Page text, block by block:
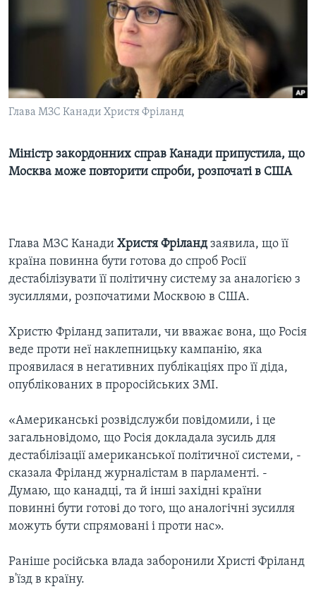
ІСТОРІЇ УСПІХУ УКРАЇНЦІВ
ТЕЛЕПРОГРАМИ
БРИФІНГ ГОЛОСУ АМЕРИКИ
ПРАЙМ-ТАЙМ
ПОГЛЯД З ВАШИНГТОНА
Learning English
Глава МЗС Канади Христя Фріланд
Міністр закордонних справ Канади припустила, що
Москва може повторити спроби, розпочаті в США
Глава МЗС Канади Христя Фріландзаявила, що її
країна повинна бути готова до спроб Росії
дестабілізувати її політичну систему за аналогією з
зусиллями, розпочатими Москвою в США.
Христю Фріланд запитали, чи вважає вона, що Росія
веде проти неї наклепницьку кампанію, яка
проявилася в негативних публікаціях про її діда,
опублікованих в проросійських ЗМІ.
«Американські розвідслужби повідомили, і це
загальновідомо, що Росія докладала зусиль для
дестабілізації американської політичної системи, -
сказала Фріланд журналістам в парламенті. -
Думаю, що канадці, та й інші західні країни
повинні бути готові до того, що аналогічні зусилля
можуть бути спрямовані і проти нас».
Раніше російська влада заборонили Христі Фріланд
в'їзд в країну.